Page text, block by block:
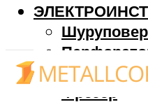
Дрель
Фрезер